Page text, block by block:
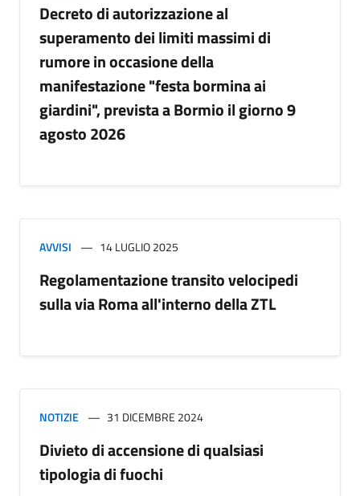
Decreto di autorizzazione al
superamento dei limiti massimi di
rumore in occasione della
manifestazione "festa bormina ai
giardini", prevista a Bormio il giorno 9
agosto 2026
AVVISI 14 LUGLIO 2025
Regolamentazione transito velocipedi
sulla via Roma all'interno della ZTL
NOTIZIE 31 DICEMBRE 2024
Divieto di accensione di qualsiasi
tipologia di fuochi